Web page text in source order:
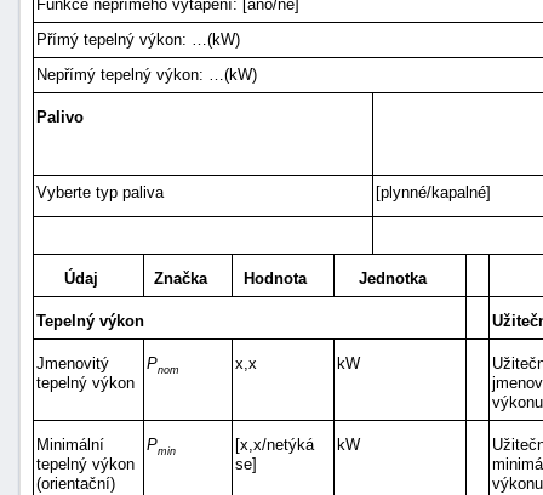
Funkce nepřímého vytápění: [ano/ne]
Přímý tepelný výkon: …(kW)
Nepřímý tepelný výkon: …(kW)
Palivo
Vyberte typ paliva [plynné/kapalné]
Údaj Značka Hodnota Jednotka
Tepelný výkon
Jmenovitý
tepelný výkon
Pnom x,x kW
výkonu
Minimální
tepelný výkon
(orientační)
Pmin
[x,x/netýká
se]
kW